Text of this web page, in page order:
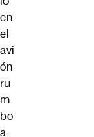
en
el
avi
ón
ru
m
bo
a